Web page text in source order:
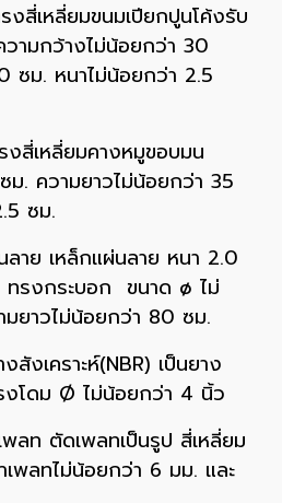
สี่เหลี่ยมขนมเปียกปูนโค้งรับ
ามกว้างไม่น้อยกว่า 30
ซม. หนาไม่น้อยกว่า 2.5
สี่เหลี่ยมคางหมูขอบมน
. ความยาวไม่น้อยกว่า 35
ซม.
าย เหล็กแผ่นลาย หนา 2.0
ทรงกระบอก ขนาด ø ไม่
ยาวไม่น้อยกว่า 80 ซม.
สังเคราะห์(NBR) เป็นยาง
งโดม Ø ไม่น้อยกว่า 4 นิ้ว
ลท ตัดเพลทเป็นรูป สี่เหลี่ยม
พลทไม่น้อยกว่า 6 มม. และ